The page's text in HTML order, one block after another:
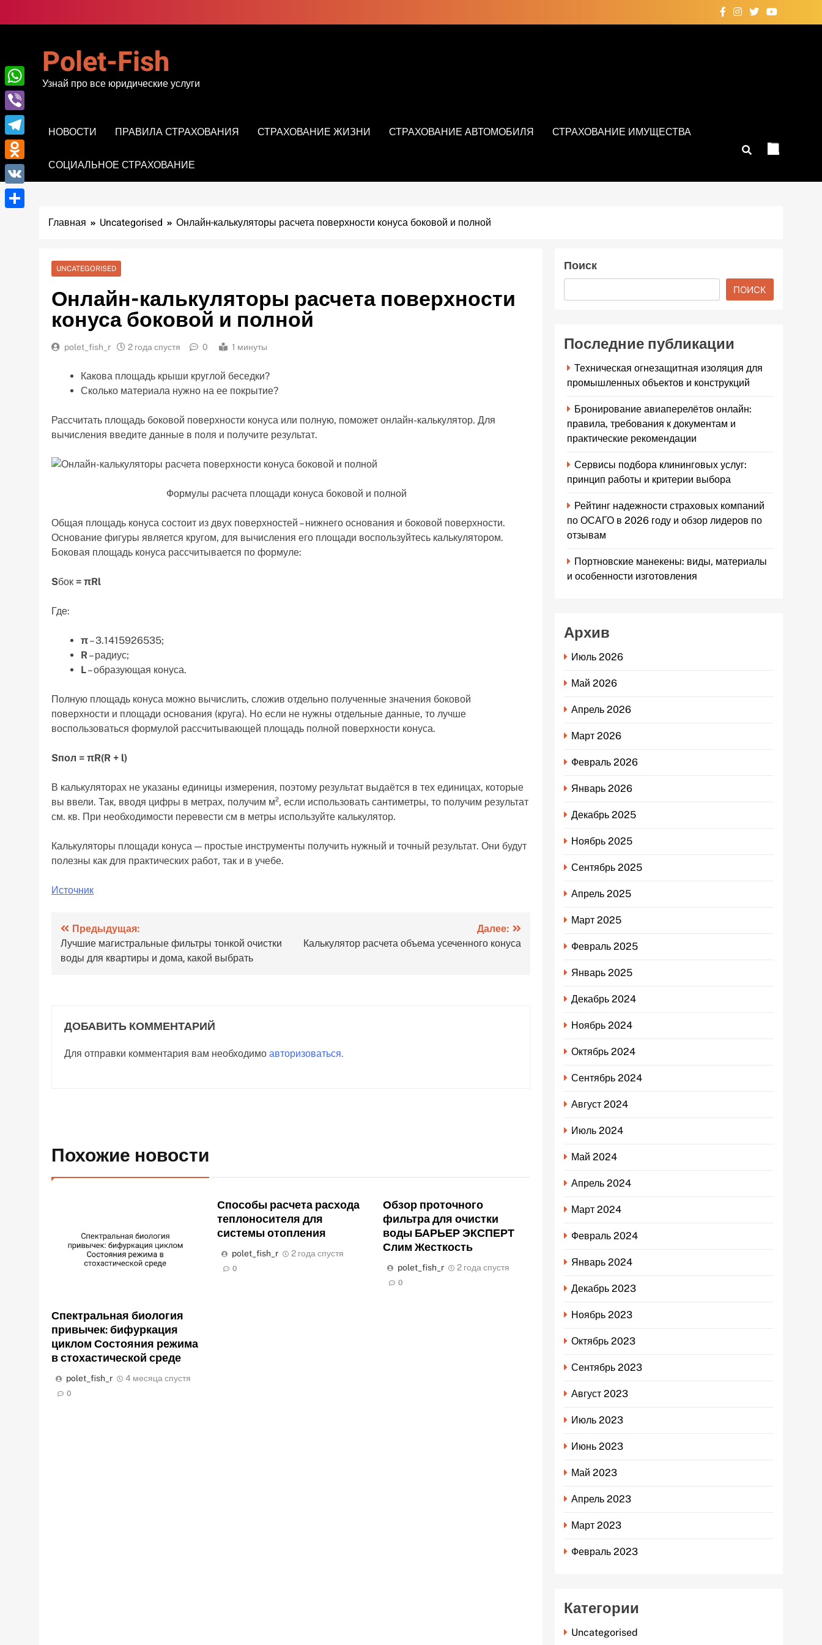
к
Polet-Fish
Узнай про все юридические услуги
НОВОСТИ ПРАВИЛА СТРАХОВАНИЯ СТРАХОВАНИЕ ЖИЗНИ СТРАХОВАНИЕ АВТОМОБИЛЯ СТРАХОВАНИЕ ИМУЩЕСТВА
СОЦИАЛЬНОЕ СТРАХОВАНИЕ
Главная Uncategorised Онлайн-калькуляторы расчета поверхности конуса боковой и полной
UNCATEGORISED
Онлайн-калькуляторы расчета поверхности
конуса боковой и полной
polet_fish_r 2 года спустя 0 1 минуты
Какова площадь крыши круглой беседки?
Сколько материала нужно на ее покрытие?
Рассчитать площадь боковой поверхности конуса или полную, поможет онлайн-калькулятор. Для
вычисления введите данные в поля и получите результат.
Формулы расчета площади конуса боковой и полной
Общая площадь конуса состоит из двух поверхностей – нижнего основания и боковой поверхности.
Основание фигуры является кругом, для вычисления его площади воспользуйтесь калькулятором.
Боковая площадь конуса рассчитывается по формуле:
Sбок = πRl
Где:
π– 3.1415926535;
R – радиус;
L– образующая конуса.
Полную площадь конуса можно вычислить, сложив отдельно полученные значения боковой
поверхности и площади основания (круга). Но если не нужны отдельные данные, то лучше
воспользоваться формулой рассчитывающей площадь полной поверхности конуса.
Sпол = πR(R + l)
В калькуляторах не указаны единицы измерения, поэтому результат выдаётся в тех единицах, которые
вы ввели. Так, вводя цифры в метрах, получим м², если использовать сантиметры, то получим результат
см. кв. При необходимости перевести см в метры используйте калькулятор.
Калькуляторы площади конуса — простые инструменты получить нужный и точный результат. Они будут
полезны как для практических работ, так и в учебе.
Источник
Навигация
по
Предыдущая:
Лучшие магистральные фильтры тонкой очистки
воды для квартиры и дома, какой выбрать
Далее:
Калькулятор расчета объема усеченного конуса
ДОБАВИТЬ КОММЕНТАРИЙ
Для отправки комментария вам необходимоавторизоваться.
Похожие новости
Спектральная биология
привычек: бифуркация
циклом Состояния режима
в стохастической среде
polet_fish_r 4 месяца спустя
0
Способы расчета расхода
теплоносителя для
системы отопления
polet_fish_r 2 года спустя
0
Обзор проточного
фильтра для очистки
воды БАРЬЕР ЭКСПЕРТ
Слим Жесткость
polet_fish_r 2 года спустя
0
Поиск
ПОИСК
Последние публикации
Техническая огнезащитная изоляция для
промышленных объектов и конструкций
Бронирование авиаперелётов онлайн:
правила, требования к документам и
практические рекомендации
Сервисы подбора клининговых услуг:
принцип работы и критерии выбора
Рейтинг надежности страховых компаний
по ОСАГО в 2026 году и обзор лидеров по
отзывам
Портновские манекены: виды, материалы
и особенности изготовления
Архив
Июль 2026
Май 2026
Апрель 2026
Март 2026
Февраль 2026
Январь 2026
Декабрь 2025
Ноябрь 2025
Сентябрь 2025
Апрель 2025
Март 2025
Февраль 2025
Январь 2025
Декабрь 2024
Ноябрь 2024
Октябрь 2024
Сентябрь 2024
Август 2024
Июль 2024
Май 2024
Апрель 2024
Март 2024
Февраль 2024
Январь 2024
Декабрь 2023
Ноябрь 2023
Октябрь 2023
Сентябрь 2023
Август 2023
Июль 2023
Июнь 2023
Май 2023
Апрель 2023
Март 2023
Февраль 2023
Категории
Uncategorised
WhatsApp
Viber
Telegram
Odnoklassniki
VK
Отправить